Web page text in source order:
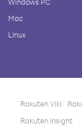
Mac
Linux
Rakuten Viki
Rakuten Insight